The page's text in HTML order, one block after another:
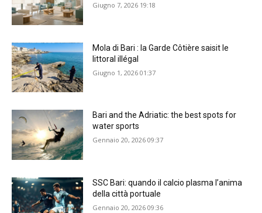
Giugno 7, 2026 19:18
Mola di Bari : la Garde Côtière saisit le
littoral illégal
Giugno 1, 2026 01:37
Bari and the Adriatic: the best spots for
water sports
Gennaio 20, 2026 09:37
SSC Bari: quando il calcio plasma l’anima
della città portuale
Gennaio 20, 2026 09:36